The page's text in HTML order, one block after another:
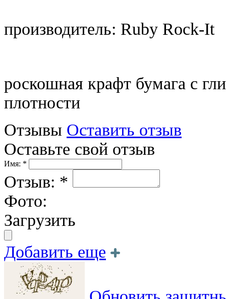
производитель: Ruby Rock-It
роскошная крафт бумага с
плотности
Отзывы Оставить отзыв
Оставьте свой отзыв
Имя: *
Отзыв: *
Фото:
Загрузить
Добавить еще